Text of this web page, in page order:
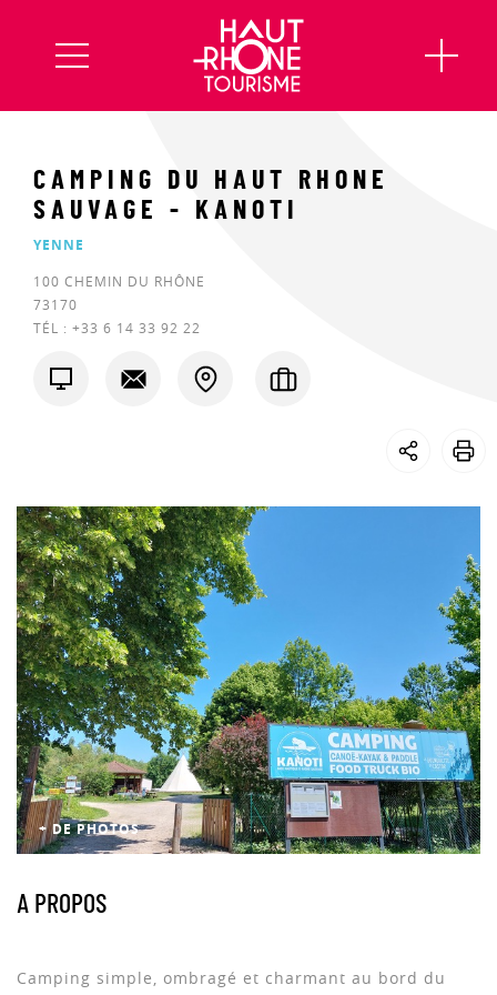
+ DE PHOTOS
CAMPING DU HAUT RHONE
SAUVAGE - KANOTI
YENNE
100 CHEMIN DU RHÔNE
73170
TÉL : +33 6 14 33 92 22
A PROPOS
Camping simple, ombragé et charmant au bord du